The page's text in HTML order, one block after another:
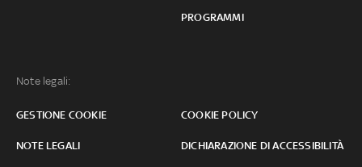
PROGRAMMI
Note legali:
GESTIONE COOKIE COOKIE POLICY
NOTE LEGALI DICHIARAZIONE DI ACCESSIBILITÀ